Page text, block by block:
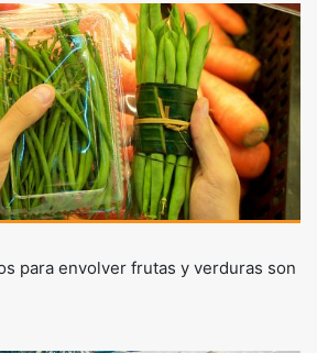
para envolver frutas y verduras son